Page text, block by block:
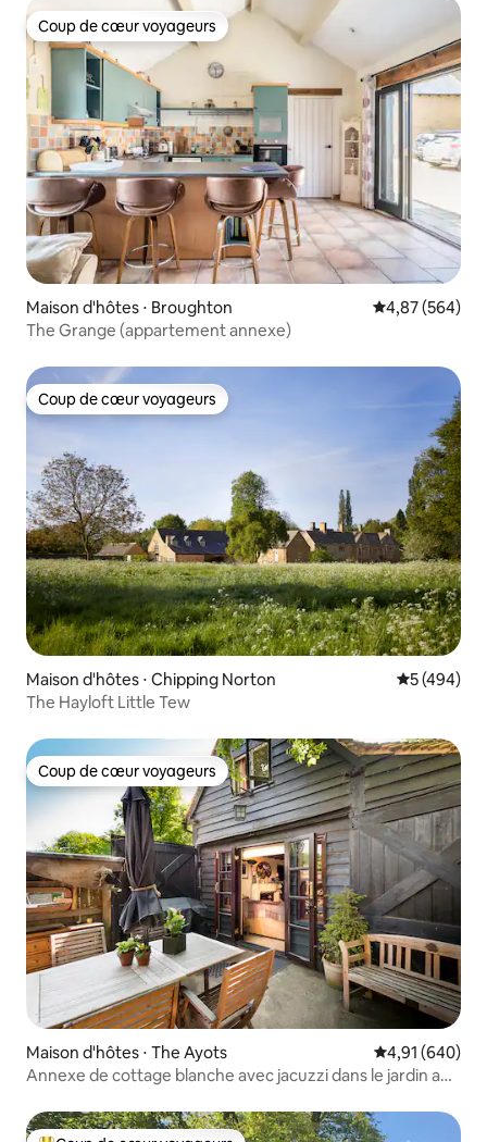
Coup de cœur voyageurs
Coup de cœur voyageurs
Maison d'hôtes ⋅ Broughton Évaluation
4,87 (564)
The Grange (appartement annexe)
Coup de cœur voyageurs
Coup de cœur voyageurs
Maison d'hôtes ⋅ Chipping Norton Évaluation
5 (494)
The Hayloft Little Tew
Coup de cœur voyageurs
Coup de cœur voyageurs
Maison d'hôtes ⋅ The Ayots Évaluation
4,91 (640)
Annexe de cottage blanche avec jacuzzi dans le jardin au